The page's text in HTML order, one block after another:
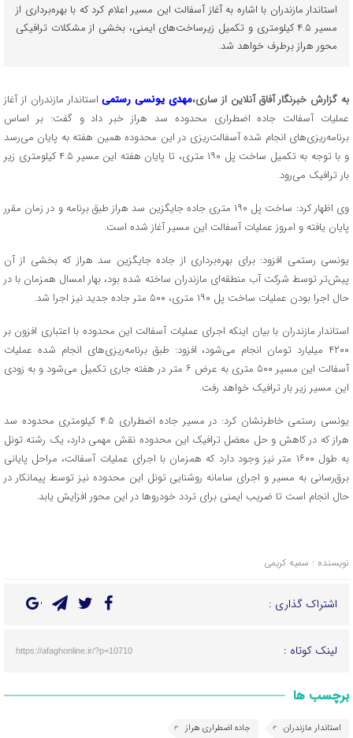
استاندار مازندران با اشاره به آغاز آسفالت این مسیر اعلام کرد که با بهره‌برداری از
مسیر ۴.۵ کیلومتری و تکمیل زیرساخت‌های ایمنی، بخشی از مشکلات ترافیکی
محور هراز برطرف خواهد شد.
به گزارش خبرنگار آفاق آنلاین از ساری،مهدی یونسی رستمی استاندار مازندران از آغاز
عملیات آسفالت جاده اضطراری محدوده سد هراز خبر داد و گفت: بر اساس
برنامه‌ریزی‌های انجام شده آسفالت‌ریزی در این محدوده همین هفته به پایان می‌رسد
و با توجه به تکمیل ساخت پل ۱۹۰ متری، تا پایان هفته این مسیر ۴.۵ کیلومتری زیر
بار ترافیک می‌رود. ‎
وی اظهار کرد: ساخت پل‌ ۱۹۰ متری جاده جایگزین سد هراز طبق برنامه و در زمان مقرر
پایان یافته و امروز عملیات آسفالت این مسیر آغاز شده است.
یونسی رستمی افزود: برای بهره‌برداری از جاده جایگزین سد هراز که بخشی از آن
پیش‌تر توسط شرکت آب منطقه‌ای مازندران ساخته شده بود، بهار امسال همزمان با در
حال اجرا بودن عملیات ساخت پل ۱۹۰ متری، ۵۰۰ متر جاده جدید نیز اجرا شد.
استاندار مازندران با بیان اینکه اجرای عملیات آسفالت این محدوده با اعتباری افزون بر
۴۲۰۰ میلیارد تومان انجام می‌شود، افزود: طبق برنامه‌ریزی‌های انجام شده عملیات
آسفالت این مسیر ۵۰۰ متری به عرض ۶ متر در هفته جاری تکمیل می‌شود و به زودی
این مسیر زیر بار ترافیک خواهد رفت.
یونسی رستمی خاطرنشان کرد: در مسیر جاده اضطراری ۴.۵ کیلومتری محدوده سد
هراز که در کاهش و حل معضل ترافیک این محدوده نقش مهمی دارد، یک رشته تونل
به طول ۱۶۰۰ متر نیز وجود دارد که همزمان با اجرای عملیات آسفالت، مراحل پایانی
برق‌رسانی به مسیر و اجرای سامانه روشنایی تونل این محدوده نیز توسط پیمانکار در
حال انجام است تا ضریب ایمنی برای تردد خودروها در این محور افزایش یابد.
نویسنده : سمیه کریمی
اشتراک گذاری :
لینک کوتاه : https://afaghonline.ir/?p=10710
برچسب ها
استاندار مازندران جاده اضطراری هراز